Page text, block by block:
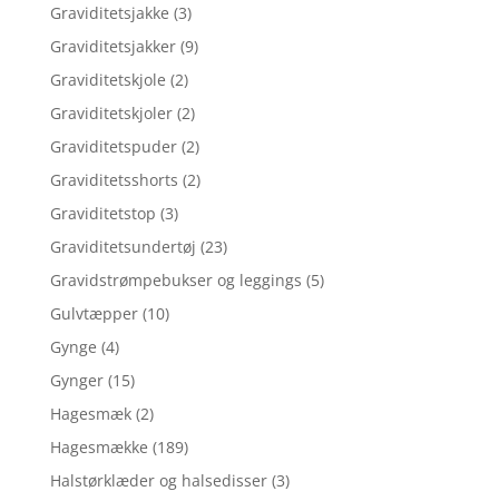
Graviditetsjakke (3)
Graviditetsjakker (9)
Graviditetskjole (2)
Graviditetskjoler (2)
Graviditetspuder (2)
Graviditetsshorts (2)
Graviditetstop (3)
Graviditetsundertøj (23)
Gravidstrømpebukser og leggings (5)
Gulvtæpper (10)
Gynge (4)
Gynger (15)
Hagesmæk (2)
Hagesmække (189)
Halstørklæder og halsedisser (3)